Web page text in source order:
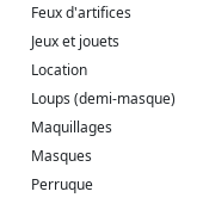
Feux d'artifices
Jeux et jouets
Location
Loups (demi-masque)
Maquillages
Masques
Perruque